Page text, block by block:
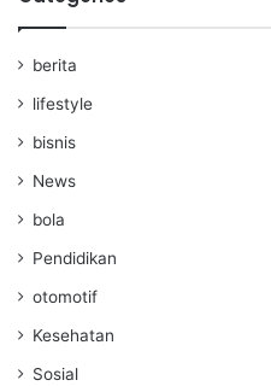
berita
lifestyle
bisnis
News
bola
Pendidikan
otomotif
Kesehatan
Sosial